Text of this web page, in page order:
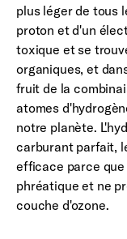
plus léger de tous
proton et d'un
toxique et se
organiques, et
fruit de la
atomes
notre planète.
carburant parfait,
efficace parce que
phréatique et ne
couche d'ozone.